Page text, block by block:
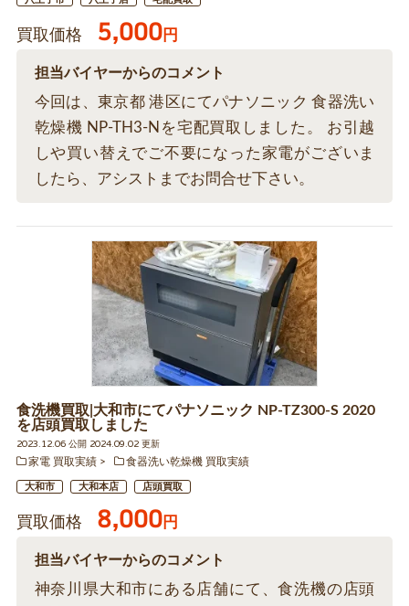
買取価格 5,000円
担当バイヤーからのコメント
今回は、東京都 港区にてパナソニック 食器洗い
乾燥機 NP-TH3-Nを宅配買取しました。 お引越
しや買い替えでご不要になった家電がございま
したら、アシストまでお問合せ下さい。
食洗機買取|大和市にてパナソニック NP-TZ300-S 2020
を店頭買取しました
2023.12.06 公開 2024.09.02 更新
家電 買取実績
食器洗い乾燥機 買取実績
大和市 大和本店 店頭買取
買取価格 8,000円
担当バイヤーからのコメント
神奈川県大和市にある店舗にて、食洗機の店頭